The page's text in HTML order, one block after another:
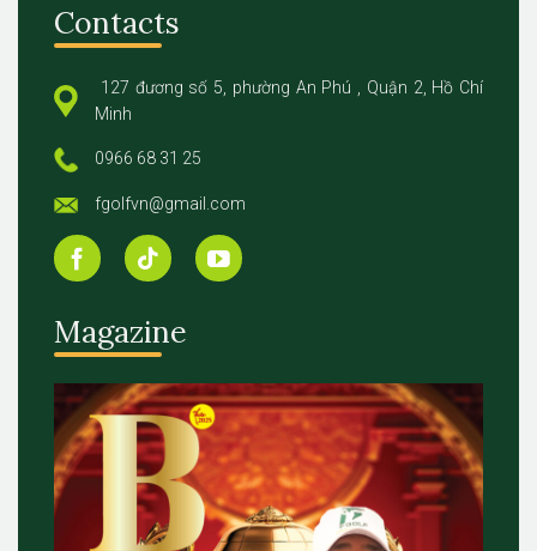
Contacts
127 đương số 5, phường An Phú , Quận 2, Hồ Chí
Minh
0966 68 31 25
fgolfvn@gmail.com
Magazine